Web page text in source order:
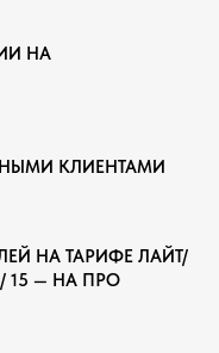
НА
КЛИЕНТАМИ
НА ТАРИФЕ ЛАЙТ/
15 — НА ПРО